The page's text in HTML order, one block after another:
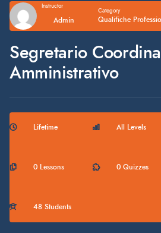
Instructor
Admin
Category
Qualifiche
Segretario
Amministrativo
Lifetime All Levels
0 Lessons 0 Quizzes
48 Students